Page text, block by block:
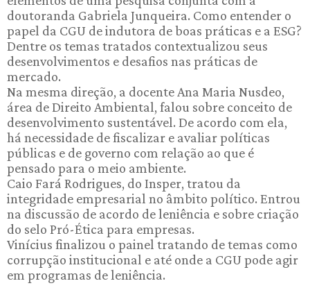
doutoranda Gabriela Junqueira. Como entender o
papel da CGU de indutora de boas práticas e a ESG?
Dentre os temas tratados contextualizou seus
desenvolvimentos e desafios nas práticas de
mercado.
Na mesma direção, a docente Ana Maria Nusdeo,
área de Direito Ambiental, falou sobre conceito de
desenvolvimento sustentável. De acordo com ela,
há necessidade de fiscalizar e avaliar políticas
públicas e de governo com relação ao que é
pensado para o meio ambiente.
Caio Fará Rodrigues, do Insper, tratou da
integridade empresarial no âmbito político. Entrou
na discussão de acordo de leniência e sobre criação
do selo Pró-Ética para empresas.
Vinícius finalizou o painel tratando de temas como
corrupção institucional e até onde a CGU pode agir
em programas de leniência.